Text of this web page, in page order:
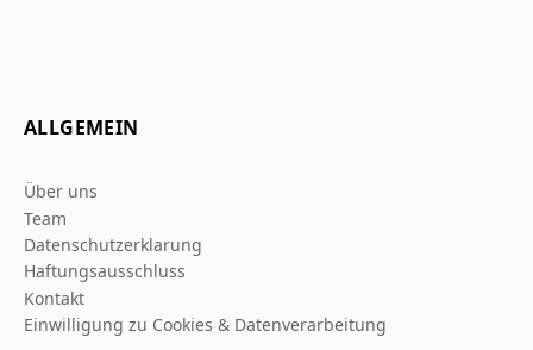
ALLGEMEIN
Über uns
Team
Datenschutzerklarung
Haftungsausschluss
Kontakt
Einwilligung zu Cookies & Datenverarbeitung